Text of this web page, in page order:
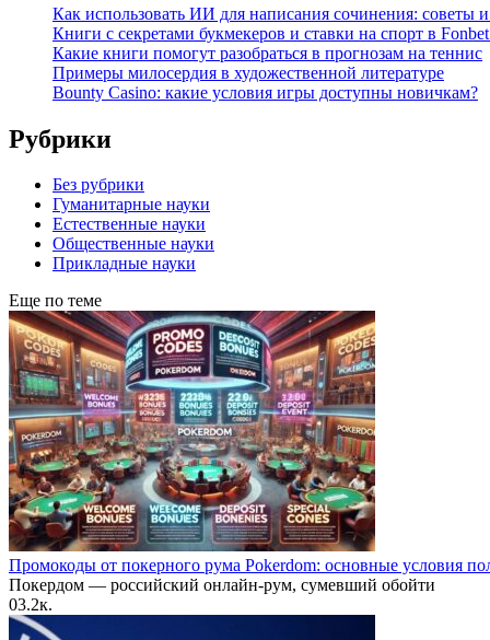
Как использовать ИИ для написания сочинения: советы
Книги с секретами букмекеров и ставки на спорт в
Какие книги помогут разобраться в прогнозам на теннис
Примеры милосердия в художественной литературе
Bounty Casino: какие условия игры доступны новичкам?
Рубрики
Без рубрики
Гуманитарные науки
Естественные науки
Общественные науки
Прикладные науки
Еще по теме
Промокоды от покерного рума Pokerdom: основные условия
Покердом — российский онлайн-рум, сумевший обойти
03.2к.